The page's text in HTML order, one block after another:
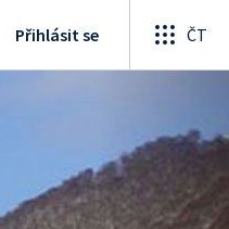
Přihlásit se ČT